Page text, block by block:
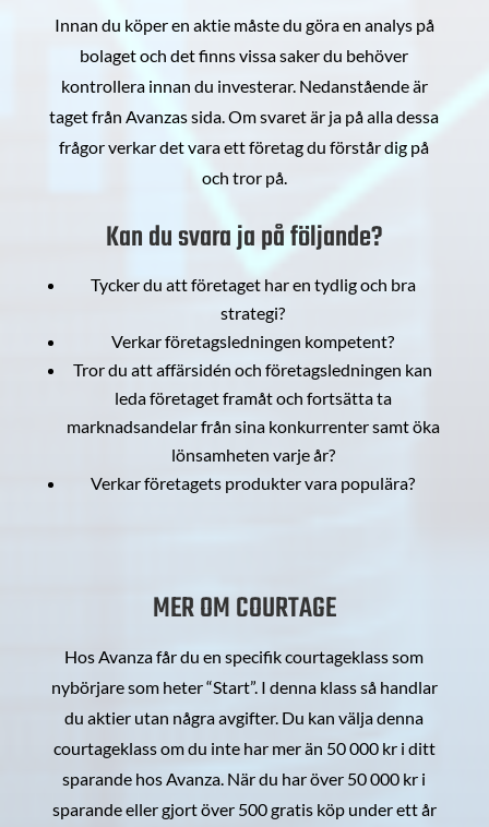
Innan du köper en aktie måste du göra en analys på
bolaget och det finns vissa saker du behöver
kontrollera innan du investerar. Nedanstående är
taget från Avanzas sida. Om svaret är ja på alla dessa
frågor verkar det vara ett företag du förstår dig på
och tror på.
Kan du svara ja på följande?
Tycker du att företaget har en tydlig och bra
strategi?
Verkar företagsledningen kompetent?
Tror du att affärsidén och företagsledningen kan
leda företaget framåt och fortsätta ta
marknadsandelar från sina konkurrenter samt öka
lönsamheten varje år?
Verkar företagets produkter vara populära?
MER OM COURTAGE
Hos Avanza får du en specifik courtageklass som
nybörjare som heter “Start”. I denna klass så handlar
du aktier utan några avgifter. Du kan välja denna
courtageklass om du inte har mer än 50 000 kr i ditt
sparande hos Avanza. När du har över 50 000 kr i
sparande eller gjort över 500 gratis köp under ett år